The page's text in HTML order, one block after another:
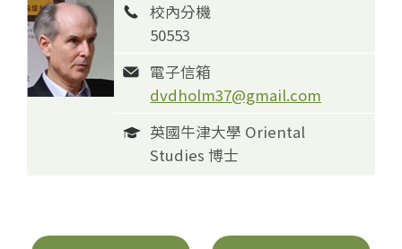
校內分機
50553
電子信箱
dvdholm37@gmail.com
英國牛津大學 Oriental
Studies 博士